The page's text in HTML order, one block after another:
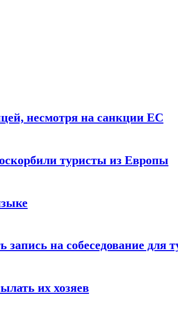
несмотря на санкции ЕС
туристы из Европы
на собеседование для
их хозяев